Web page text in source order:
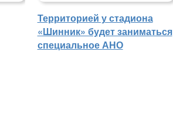
Территорией у стадиона
«Шинник» будет заниматься
специальное АНО